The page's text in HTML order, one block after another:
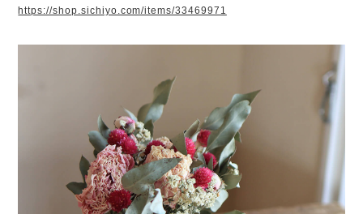
https://shop.sichiyo.com/items/33469971